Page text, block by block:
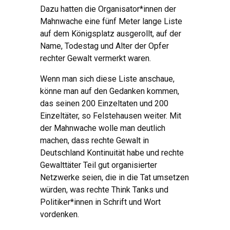
Dazu hatten die Organisator*innen der
Mahnwache eine fünf Meter lange Liste
auf dem Königsplatz ausgerollt, auf der
Name, Todestag und Alter der Opfer
rechter Gewalt vermerkt waren.
Wenn man sich diese Liste anschaue,
könne man auf den Gedanken kommen,
das seinen 200 Einzeltaten und 200
Einzeltäter, so Felstehausen weiter. Mit
der Mahnwache wolle man deutlich
machen, dass rechte Gewalt in
Deutschland Kontinuität habe und rechte
Gewalttäter Teil gut organisierter
Netzwerke seien, die in die Tat umsetzen
würden, was rechte Think Tanks und
Politiker*innen in Schrift und Wort
vordenken.